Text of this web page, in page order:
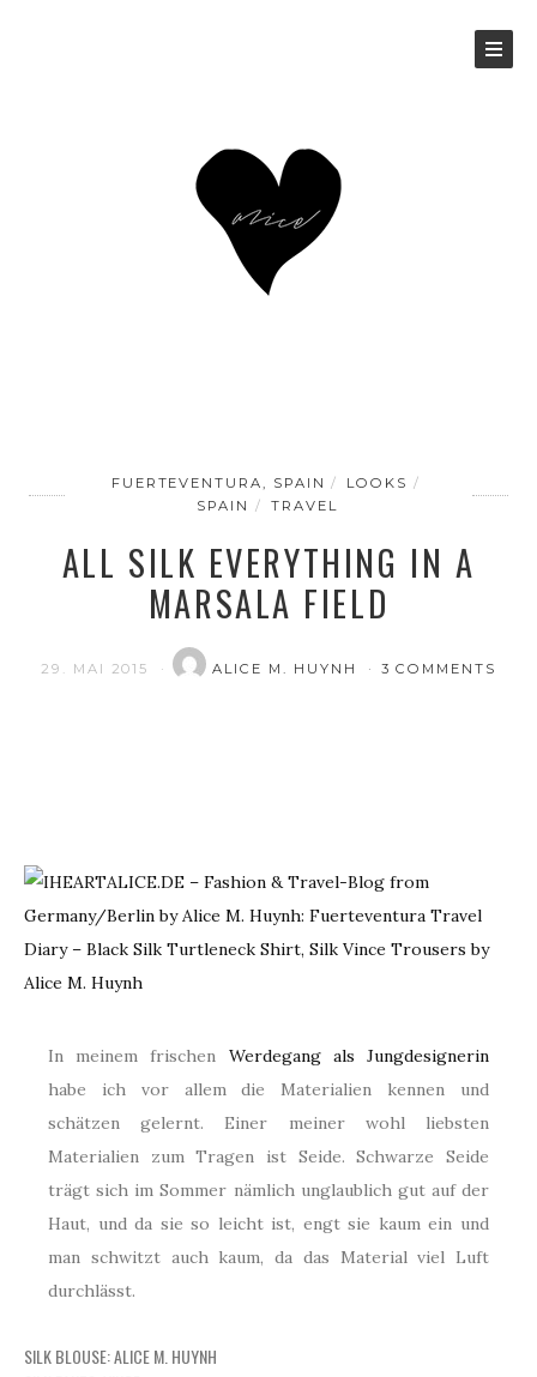
FUERTEVENTURA, SPAIN
LOOKS
SPAIN
TRAVEL
ALL SILK EVERYTHING IN A
MARSALA FIELD
29. MAI 2015 ALICE M. HUYNH 3 COMMENTS
In meinem frischen Werdegang als Jungdesignerin
habe ich vor allem die Materialien kennen und
schätzen gelernt. Einer meiner wohl liebsten
Materialien zum Tragen ist Seide. Schwarze Seide
trägt sich im Sommer nämlich unglaublich gut auf der
Haut, und da sie so leicht ist, engt sie kaum ein und
man schwitzt auch kaum, da das Material viel Luft
durchlässt.
SILK BLOUSE: ALICE M. HUYNH